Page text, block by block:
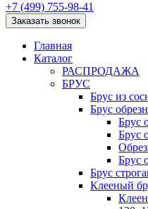
+7 (499) 755-98-41
Заказать звонок
Главная
Каталог
РАСПРОДАЖА
БРУС
Брус из
Брус
Брус
Брус
Брус
Брус
Клееный